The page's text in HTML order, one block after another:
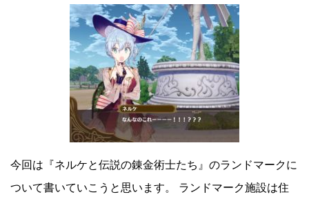
今回は『ネルケと伝説の錬金術士たち』のランドマークに
ついて書いていこうと思います。 ランドマーク施設は住